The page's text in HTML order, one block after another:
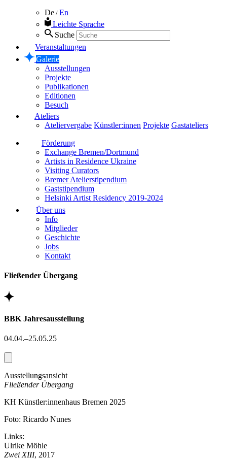
De / En
Leichte Sprache
Suche
Veranstaltungen
Galerie
Ausstellungen
Projekte
Publikationen
Editionen
Besuch
Ateliers
Ateliervergabe Künstler:innen Projekte Gastateliers
Förderung
Exchange Bremen/Dortmund
Artists in Residence Ukraine
Visiting Curators
Bremer Atelierstipendium
Gaststipendium
Helsinki Artist Residency 2019-2024
Über uns
Info
Mitglieder
Geschichte
Jobs
Kontakt
Fließender Übergang
BBK Jahresausstellung
04.04.–25.05.25
Ausstellungsansicht
Fließender Übergang
KH Künstler:innenhaus Bremen 2025
Foto: Ricardo Nunes
Links:
Ulrike Möhle
Zwei XIII, 2017